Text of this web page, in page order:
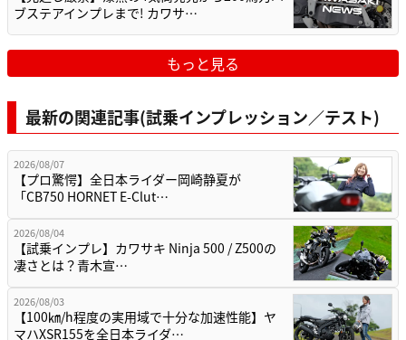
ブステアインプレまで! カワサ…
もっと見る
最新の関連記事(試乗インプレッション／テスト)
2026/08/07
【プロ驚愕】全日本ライダー岡崎静夏が
「CB750 HORNET E-Clut…
2026/08/04
【試乗インプレ】カワサキ Ninja 500 / Z500の
凄さとは？青木宣…
2026/08/03
【100㎞/h程度の実用域で十分な加速性能】ヤ
マハXSR155を全日本ライダ…